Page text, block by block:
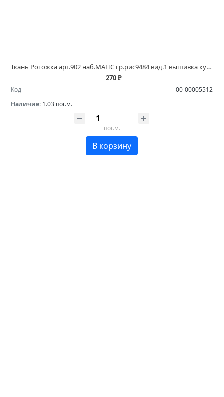
Ткань Рогожка арт.902 наб.МАПС гр.рис9484 вид.1 вышивка купить в магазинах Белово и Ленинск Кузнецком
270 ₽
Код
00-00005512
Наличие: 1.03 пог.м.
пог.м.
В корзину